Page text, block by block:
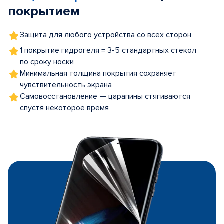
покрытием
Защита для любого устройства со всех сторон
1 покрытие гидрогеля = 3-5 стандартных стекол
по сроку носки
Минимальная толщина покрытия сохраняет
чувствительность экрана
Самовосстановление — царапины стягиваются
спустя некоторое время